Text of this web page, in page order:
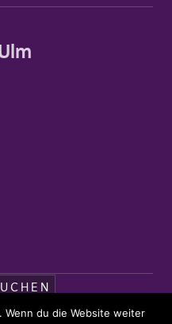
Wenn du die Website weiter